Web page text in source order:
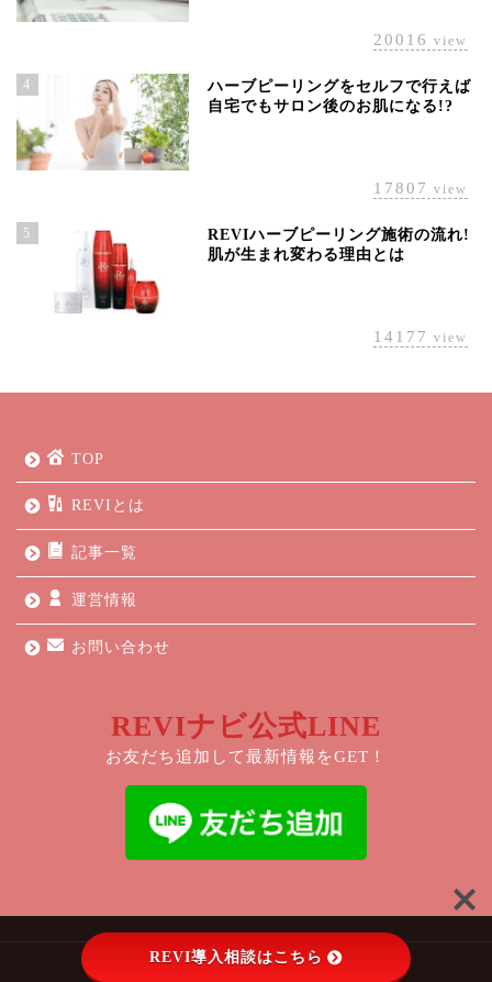
20016 view
4
ハーブピーリングをセルフで行えば
自宅でもサロン後のお肌になる!?
17807 view
5
REVIハーブピーリング施術の流れ!
肌が生まれ変わる理由とは
14177 view
TOP
REVIとは
記事一覧
運営情報
お問い合わせ
REVIナビ公式LINE
お友だち追加して最新情報をGET！
2021–2026 REVIルヴィ全国導入サポート
REVI導入相談はこちら